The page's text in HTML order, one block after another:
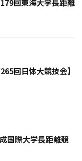
回東海大学長距離
回日体大競技会】
国際大学長距離競